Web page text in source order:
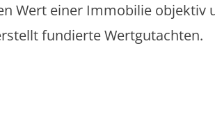
Wert einer Immobilie objektiv
fundierte Wertgutachten.